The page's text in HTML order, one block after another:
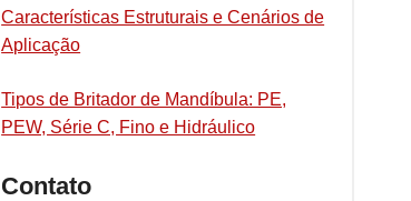
Características Estruturais e Cenários de
Aplicação
Tipos de Britador de Mandíbula: PE,
PEW, Série C, Fino e Hidráulico
Contato